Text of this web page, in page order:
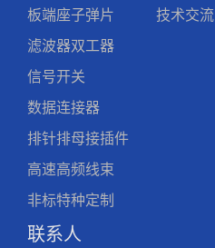
板端座子弹片
滤波器双工器
信号开关
数据连接器
排针排母接插件
高速高频线束
非标特种定制
技术交流
联系人